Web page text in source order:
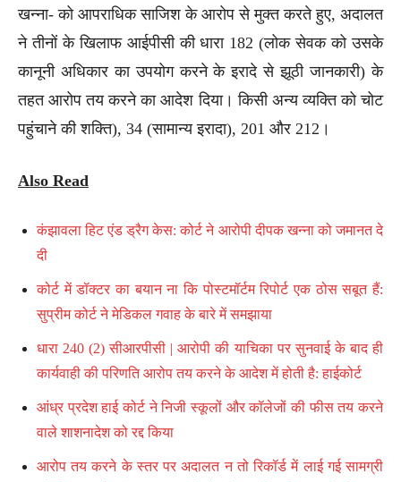
खन्ना- को आपराधिक साजिश के आरोप से मुक्त करते हुए, अदालत
ने तीनों के खिलाफ आईपीसी की धारा 182 (लोक सेवक को उसके
कानूनी अधिकार का उपयोग करने के इरादे से झूठी जानकारी) के
तहत आरोप तय करने का आदेश दिया। किसी अन्य व्यक्ति को चोट
पहुंचाने की शक्ति), 34 (सामान्य इरादा), 201 और 212।
Also Read
कंझावला हिट एंड ड्रैग केस: कोर्ट ने आरोपी दीपक खन्ना को जमानत दे
दी
कोर्ट में डॉक्टर का बयान ना कि पोस्टमॉर्टम रिपोर्ट एक ठोस सबूत हैं:
सुप्रीम कोर्ट ने मेडिकल गवाह के बारे में समझाया
धारा 240 (2) सीआरपीसी | आरोपी की याचिका पर सुनवाई के बाद ही
कार्यवाही की परिणति आरोप तय करने के आदेश में होती है: हाईकोर्ट
आंध्र प्रदेश हाई कोर्ट ने निजी स्कूलों और कॉलेजों की फीस तय करने
वाले शाशनादेश को रद्द किया
आरोप तय करने के स्तर पर अदालत न तो रिकॉर्ड में लाई गई सामग्री